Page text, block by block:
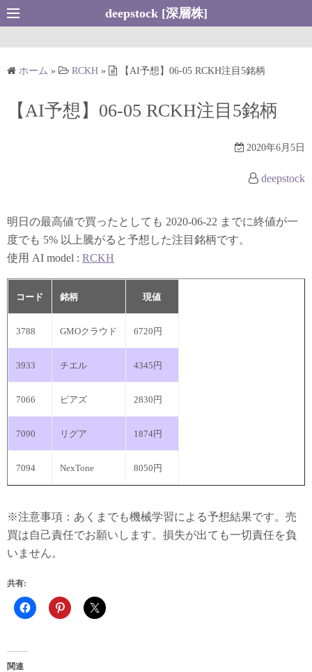
コ
ン
deepstock [深層株]
ホーム » RCKH » 【AI予想】06-05 RCKH注目5銘柄
【AI予想】06-05 RCKH注目5銘柄
2020年6月5日
deepstock
明日の最高値で買ったとしても 2020-06-22 までに終値が一
度でも 5% 以上騰がると予想した注目銘柄です。
使用 AI model : RCKH
コード 銘柄 現値
3788 GMOクラウド 6720円
3933 チエル 4345円
7066 ピアズ 2830円
7090 リグア 1874円
7094 NexTone 8050円
※注意事項：あくまでも機械学習による予想結果です。売
買は自己責任でお願いします。損失が出ても一切責任を負
いません。
共有:
関連